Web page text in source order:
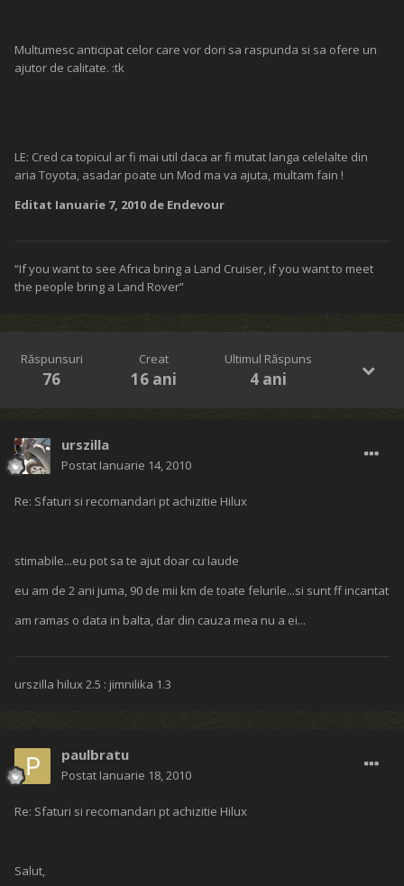
Multumesc anticipat celor care vor dori sa raspunda si sa ofere un
ajutor de calitate. :tk
LE: Cred ca topicul ar fi mai util daca ar fi mutat langa celelalte din
aria Toyota, asadar poate un Mod ma va ajuta, multam fain !
Editat Ianuarie 7, 2010 de Endevour
“If you want to see Africa bring a Land Cruiser, if you want to meet
the people bring a Land Rover”
Răspunsuri
76
Creat
16 ani
Ultimul Răspuns
4 ani
urszilla
Postat Ianuarie 14, 2010
Re: Sfaturi si recomandari pt achizitie Hilux
stimabile...eu pot sa te ajut doar cu laude
eu am de 2 ani juma, 90 de mii km de toate felurile...si sunt ff incantat
am ramas o data in balta, dar din cauza mea nu a ei...
urszilla hilux 2.5 : jimnilika 1.3
paulbratu
Postat Ianuarie 18, 2010
Re: Sfaturi si recomandari pt achizitie Hilux
Salut,